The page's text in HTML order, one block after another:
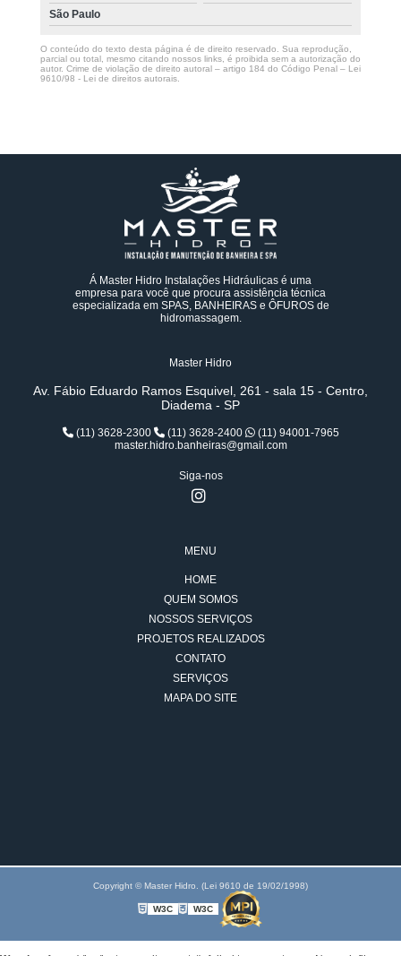
São Paulo
O conteúdo do texto desta página é de direito reservado. Sua reprodução,
parcial ou total, mesmo citando nossos links, é proibida sem a autorização do
autor. Crime de violação de direito autoral – artigo 184 do Código Penal – Lei
9610/98 - Lei de direitos autorais.
Á Master Hidro Instalações Hidráulicas é uma
empresa para você que procura assistência técnica
especializada em SPAS, BANHEIRAS e ÔFUROS de
hidromassagem.
Master Hidro
Av. Fábio Eduardo Ramos Esquivel, 261 - sala 15 - Centro,
Diadema - SP
(11) 3628-2300 (11) 3628-2400
(11) 94001-7965
master.hidro.banheiras@gmail.com
Siga-nos
MENU
HOME
QUEM SOMOS
NOSSOS SERVIÇOS
PROJETOS REALIZADOS
CONTATO
SERVIÇOS
MAPA DO SITE
Copyright © Master Hidro. (Lei 9610 de 19/02/1998)
W3C W3C